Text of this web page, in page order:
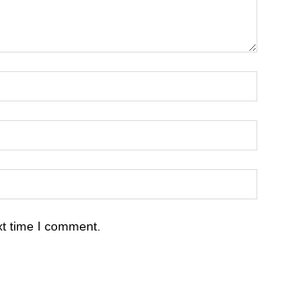
time I comment.